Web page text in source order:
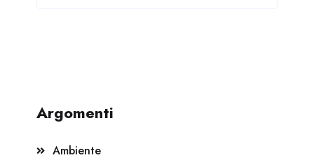
Argomenti
Ambiente